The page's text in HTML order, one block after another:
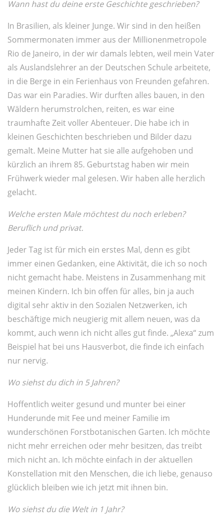
Wann hast du deine erste Geschichte geschrieben?
In Brasilien, als kleiner Junge. Wir sind in den heißen
Sommermonaten immer aus der Millionenmetropole
Rio de Janeiro, in der wir damals lebten, weil mein Vater
als Auslandslehrer an der Deutschen Schule arbeitete,
in die Berge in ein Ferienhaus von Freunden gefahren.
Das war ein Paradies. Wir durften alles bauen, in den
Wäldern herumstrolchen, reiten, es war eine
traumhafte Zeit voller Abenteuer. Die habe ich in
kleinen Geschichten beschrieben und Bilder dazu
gemalt. Meine Mutter hat sie alle aufgehoben und
kürzlich an ihrem 85. Geburtstag haben wir mein
Frühwerk wieder mal gelesen. Wir haben alle herzlich
gelacht.
Welche ersten Male möchtest du noch erleben?
Beruflich und privat.
Jeder Tag ist für mich ein erstes Mal, denn es gibt
immer einen Gedanken, eine Aktivität, die ich so noch
nicht gemacht habe. Meistens in Zusammenhang mit
meinen Kindern. Ich bin offen für alles, bin ja auch
digital sehr aktiv in den Sozialen Netzwerken, ich
beschäftige mich neugierig mit allem neuen, was da
kommt, auch wenn ich nicht alles gut finde. „Alexa“ zum
Beispiel hat bei uns Hausverbot, die finde ich einfach
nur nervig.
Wo siehst du dich in 5 Jahren?
Hoffentlich weiter gesund und munter bei einer
Hunderunde mit Fee und meiner Familie im
wunderschönen Forstbotanischen Garten. Ich möchte
nicht mehr erreichen oder mehr besitzen, das treibt
mich nicht an. Ich möchte einfach in der aktuellen
Konstellation mit den Menschen, die ich liebe, genauso
glücklich bleiben wie ich jetzt mit ihnen bin.
Wo siehst du die Welt in 1 Jahr?